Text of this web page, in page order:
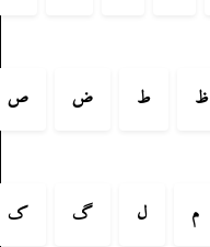
ص ض ط ظ
ک گ ل م